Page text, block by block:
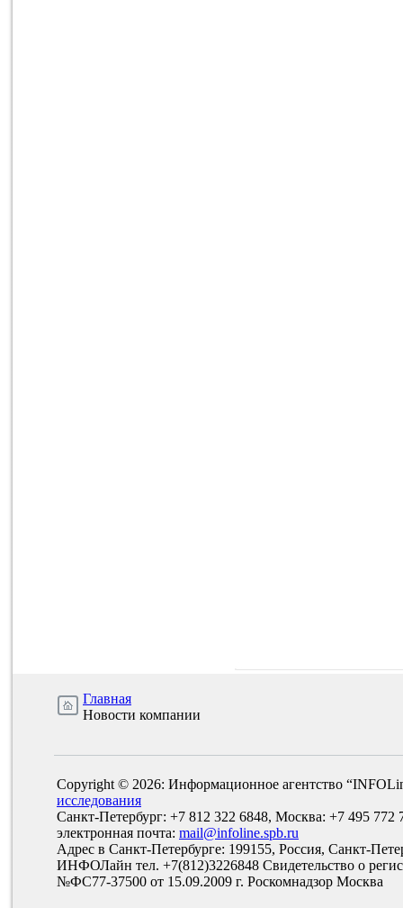
Главная
Новости компании
Copyright © 2026: Информационное агентство
исследования
Санкт-Петербург: +7 812 322 6848, Москва: +7 495 772
электронная почта: mail@infoline.spb.ru
Адрес в Санкт-Петербурге: 199155, Россия, Санкт-
ИНФОЛайн тел. +7(812)3226848 Свидетельство о
№ФС77-37500 от 15.09.2009 г. Роскомнадзор Москва